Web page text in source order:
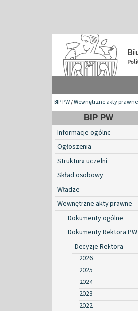
BIP PW/Wewnętrzne akty prawne
BIP PW
Informacje ogólne
Ogłoszenia
Struktura uczelni
Skład osobowy
Władze
Wewnętrzne akty prawne
Dokumenty ogólne
Dokumenty Rektora PW
Decyzje Rektora
2026
2025
2024
2023
2022